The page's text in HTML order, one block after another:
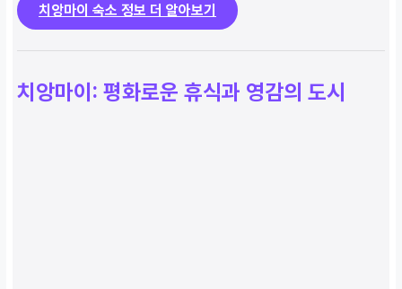
치앙마이 숙소 정보 더 알아보기
치앙마이: 평화로운 휴식과 영감의 도시